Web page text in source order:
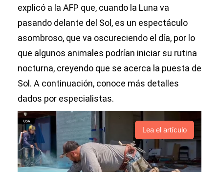
explicó a la AFP que, cuando la Luna va
pasando delante del Sol, es un espectáculo
asombroso, que va oscureciendo el día, por lo
que algunos animales podrían iniciar su rutina
nocturna, creyendo que se acerca la puesta de
Sol. A continuación, conoce más detalles
dados por especialistas.
Lea el artículo